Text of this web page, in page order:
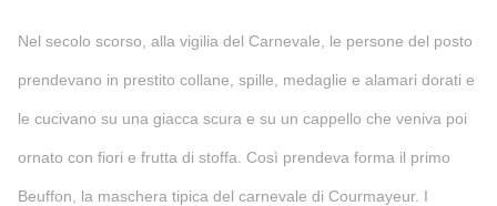
Nel secolo scorso, alla vigilia del Carnevale, le persone del posto
prendevano in prestito collane, spille, medaglie e alamari dorati e
le cucivano su una giacca scura e su un cappello che veniva poi
ornato con fiori e frutta di stoffa. Così prendeva forma il primo
Beuffon, la maschera tipica del carnevale di Courmayeur. I